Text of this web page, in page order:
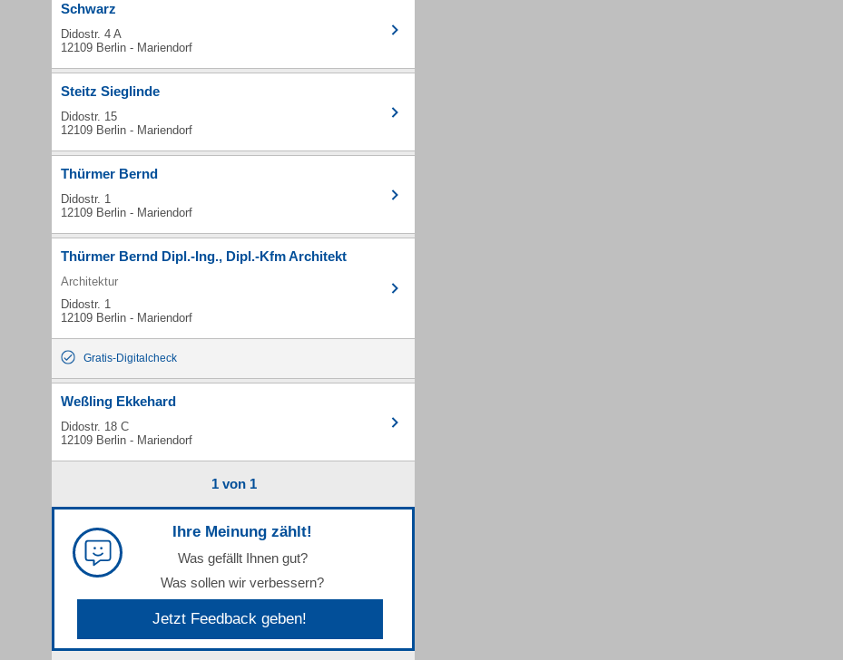
Schwarz
Didostr. 4 A
12109 Berlin - Mariendorf
Steitz Sieglinde
Didostr. 15
12109 Berlin - Mariendorf
Thürmer Bernd
Didostr. 1
12109 Berlin - Mariendorf
Thürmer Bernd Dipl.-Ing., Dipl.-Kfm Architekt
Architektur
Didostr. 1
12109 Berlin - Mariendorf
Gratis-Digitalcheck
Weßling Ekkehard
Didostr. 18 C
12109 Berlin - Mariendorf
1 von 1
Ihre Meinung zählt!
Was gefällt Ihnen gut?
Was sollen wir verbessern?
Jetzt Feedback geben!